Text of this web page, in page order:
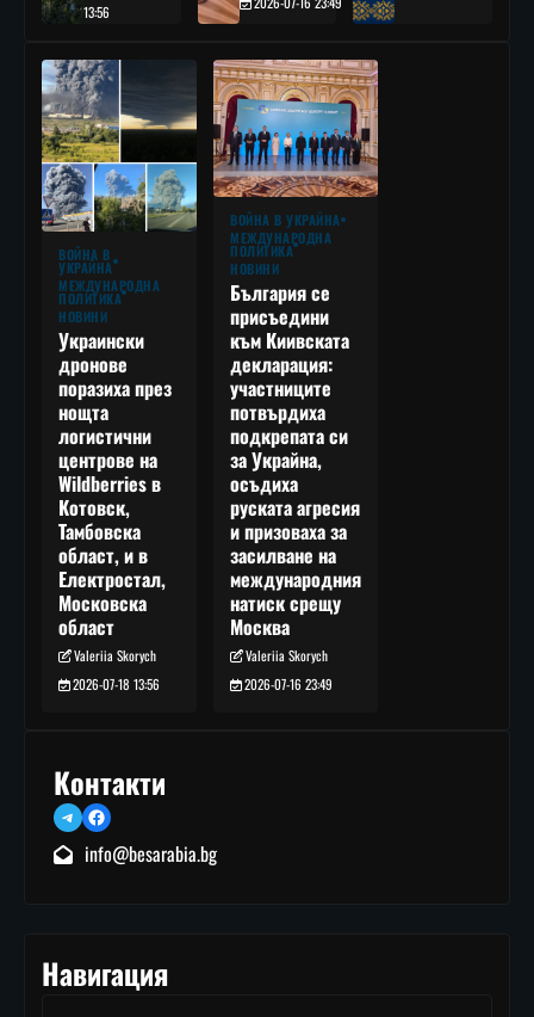
13:56
ВОЙНА В
УКРАЙНА
МЕЖДУНАРОДНА
ПОЛИТИКА
НОВИНИ
Украински
дронове
поразиха през
нощта
логистични
центрове на
Wildberries в
Котовск,
Тамбовска
област, и в
Електростал,
Московска
област
Valeriia Skorych
2026-07-18 13:56
ВОЙНА В УКРАЙНА
МЕЖДУНАРОДНА
ПОЛИТИКА
НОВИНИ
България се
присъедини
към Киивската
декларация:
участниците
потвърдиха
подкрепата си
за Украйна,
осъдиха
руската агресия
и призоваха за
засилване на
международния
натиск срещу
Москва
Valeriia Skorych
2026-07-16 23:49
Контакти
TelegramFacebook
info@besarabia.bg
Навигация